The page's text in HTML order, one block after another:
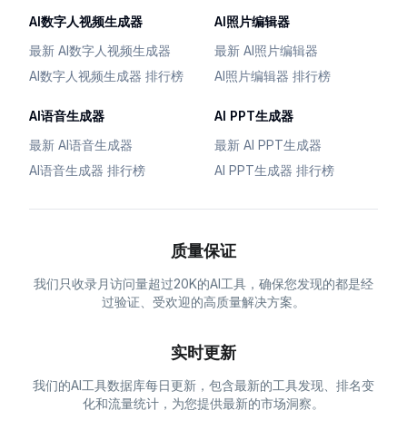
AI数字人视频生成器
最新 AI数字人视频生成器
AI数字人视频生成器 排行榜
AI照片编辑器
最新 AI照片编辑器
AI照片编辑器 排行榜
AI语音生成器
最新 AI语音生成器
AI语音生成器 排行榜
AI PPT生成器
最新 AI PPT生成器
AI PPT生成器 排行榜
质量保证
我们只收录月访问量超过20K的AI工具，确保您发现的都是经
过验证、受欢迎的高质量解决方案。
实时更新
我们的AI工具数据库每日更新，包含最新的工具发现、排名变
化和流量统计，为您提供最新的市场洞察。